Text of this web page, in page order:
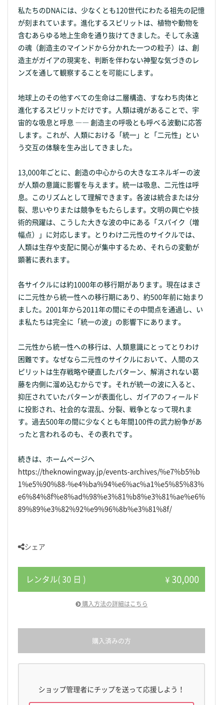
私たちのDNAには、少なくとも120世代にわたる祖先の記憶
が刻まれています。進化するスピリットは、植物や動物を
含むあらゆる地上生命を通り抜けてきました。そして永遠
の魂（創造主のマインドから分かれた一つの粒子）は、創
造主がガイアの現実を、判断を伴わない神聖な気づきのレ
ンズを通して観察することを可能にします。
地球上のその他すべての生命は二層構造、すなわち肉体と
進化するスピリットだけです。人類は魂があることで、宇
宙的な吸息と呼息 ―― 創造主の呼吸とも呼べる波動に応答
します。これが、人類における「統一」と「二元性」とい
う交互の体験を生み出してきました。
13,000年ごとに、創造の中心からの大きなエネルギーの波
が人類の意識に影響を与えます。統一は吸息、二元性は呼
息。このリズムとして理解できます。各波は統合または分
裂、思いやりまたは競争をもたらします。文明の興亡や技
術的飛躍は、こうした大きな波の中にある「スパイク（増
幅点）」に対応します。とりわけ二元性のサイクルでは、
人類は生存や支配に関心が集中するため、それらの変動が
顕著に表れます。
各サイクルには約1000年の移行期があります。現在はまさ
に二元性から統一性への移行期にあり、約500年前に始まり
ました。2001年から2011年の間にその中間点を通過し、い
ま私たちは完全に「統一の波」の影響下にあります。
二元性から統一性への移行は、人類意識にとってとりわけ
困難です。なぜなら二元性のサイクルにおいて、人間のス
ピリットは生存戦略や硬直したパターン、解消されない葛
藤を内側に溜め込むからです。それが統一の波に入ると、
抑圧されていたパターンが表面化し、ガイアのフィールド
に投影され、社会的な混乱、分裂、戦争となって現れま
す。過去500年の間に少なくとも年間100件の武力紛争があ
ったと言われるのも、その表れです。
続きは、ホームページへ
https://theknowingway.jp/events-archives/%e7%b5%b
1%e5%90%88-%e4%ba%94%e6%ac%a1%e5%85%83%
e6%84%8f%e8%ad%98%e3%81%b8%e3%81%ae%e6%
89%89%e3%82%92%e9%96%8b%e3%81%8f/
シェア
レンタル( 30 日 ) ¥30,000
購入方法の詳細はこちら
購入済みの方
ショップ管理者にチップを送って応援しよう！